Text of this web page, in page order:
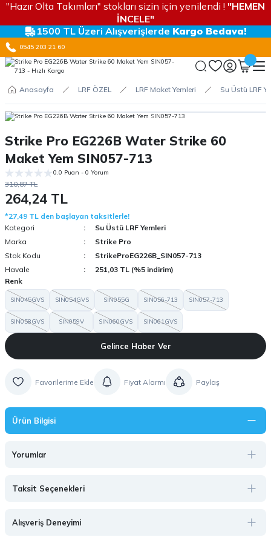
"Hazır Olta Takımları" stokları sizin için yenilendi ! "HEMEN
İNCELE"
1500 TL Üzeri Alışverişlerde Kargo Bedava!
0545 203 21 60
Anasayfa LRF ÖZEL LRF Maket Yemleri Su Üstü LRF
Strike Pro EG226B Water Strike 60
Maket Yem SIN057-713
0.0 Puan - 0 Yorum
310,87 TL
264,24 TL
*27,49 TL den başlayan taksitlerle!
Kategori
Su Üstü LRF Yemleri
Marka
Strike Pro
Stok Kodu
StrikeProEG226B_SIN057-713
Havale
251,03 TL (%5 indirim)
Renk
SIN045GVS SIN054GVS SIN055G SIN056-713 SIN057-713
SIN058GVS SIN059V SIN060GVS SIN061GVS
Gelince Haber Ver
Fiyat Alarmı Paylaş
Ürün Bilgisi
Yorumlar
Taksit Seçenekleri
Alışveriş Deneyimi